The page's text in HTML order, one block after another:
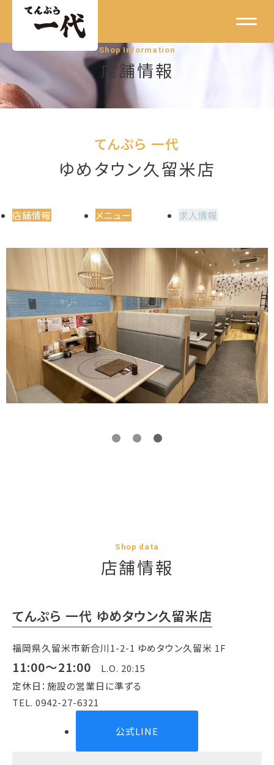
Shop Information
店舗情報
てんぷら 一代
ゆめタウン久留米店
店舗情報 メニュー 求人情報
Shop data
店舗情報
てんぷら 一代 ゆめタウン久留米店
福岡県久留米市新合川1-2-1 ゆめタウン久留米 1F
11:00～21:00 L.O. 20:15
定休日：施設の営業日に準ずる
TEL. 0942-27-6321
公式LINE